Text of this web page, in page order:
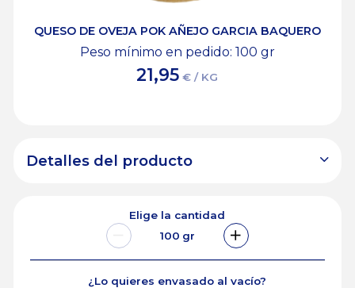
QUESO DE OVEJA POK AÑEJO GARCIA BAQUERO
Peso mínimo en pedido: 100 gr
21,95 € / KG
Detalles del producto
Elige la cantidad
100 gr
¿Lo quieres envasado al vacío?